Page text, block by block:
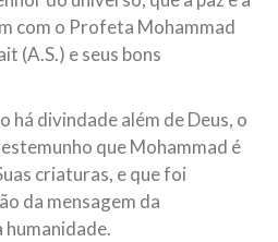
Islâmica do Irã, Sr. Kamal
visitando
com o Profeta Mohammad
(A.S.) e seus bons
há divindade além de Deus, o
que Mohammad é
criaturas, e que foi
da mensagem da